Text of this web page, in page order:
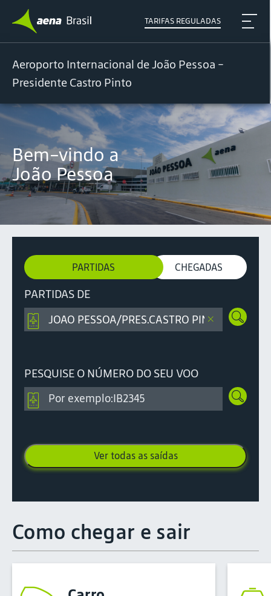
TARIFAS REGULADAS
Aeroporto Internacional de João Pessoa -
Presidente Castro Pinto
Bem-vindo a
João Pessoa
PARTIDAS CHEGADAS
PARTIDAS DE
PESQUISE O NÚMERO DO SEU VOO
Ver todas as saídas
Como chegar e sair